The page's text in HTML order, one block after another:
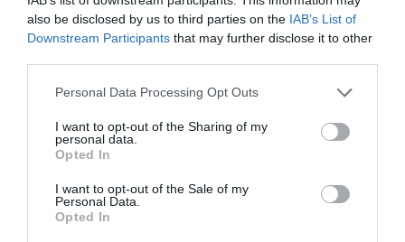
also be disclosed by us to third parties on the IAB’s List of
Downstream Participants that may further disclose it to other
Please note that this website/app uses one or more Google
not limited to your visit or usage behaviour. You may click to
grant or deny consent to Google and its third-party tags to
use your data for below specified purposes in below Google
consent section.
Personal Data Processing Opt Outs
I want to opt-out of the Sharing of my
personal data.
Opted In
I want to opt-out of the Sale of my
Personal Data.
Opted In
DE ESPAÑA GRAVEL 2026 EN TORREORGAZ
La Tamusia Bike Loop Race inauguró la Copa de España
Gravel 2026 en Torreorgaz con gran participación y